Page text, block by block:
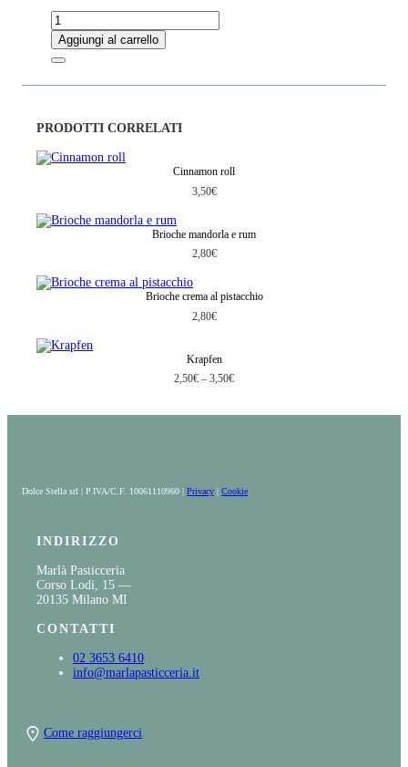
B
r
i
o
h
u
t
a
t
à
Aggiungi al carrello
PRODOTTI CORRELATI
Cinnamon roll
3,50€
Brioche mandorla e rum
2,80€
Brioche crema al pistacchio
2,80€
Krapfen
2,50€ – 3,50€
Dolce Stella srl | P.IVA/C.F. 10061110960 | Privacy Cookie
INDIRIZZO
Marlà Pasticceria
Corso Lodi, 15 —
20135 Milano MI
CONTATTI
02 3653 6410
info@marlapasticceria.it
Come raggiungerci